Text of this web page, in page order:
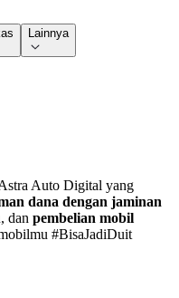
Lainnya
Auto Digital yang
dana dengan jaminan
, dan pembelian mobil
#BisaJadiDuit